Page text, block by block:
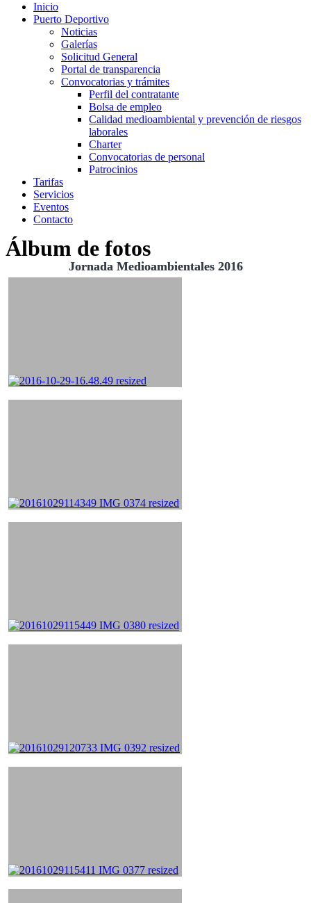
Inicio
Puerto Deportivo
Noticias
Galerías
Solicitud General
Portal de transparencia
Convocatorias y trámites
Perfil del contratante
Bolsa de empleo
Calidad medioambiental y prevención de riesgos
laborales
Charter
Convocatorias de personal
Patrocinios
Tarifas
Servicios
Eventos
Contacto
Álbum de fotos
Jornada Medioambientales 2016